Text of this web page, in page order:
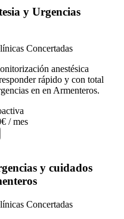
y Urgencias
Concertadas
anestésica
rápido y con total
en en Armenteros.
/ mes
y cuidados
Concertadas